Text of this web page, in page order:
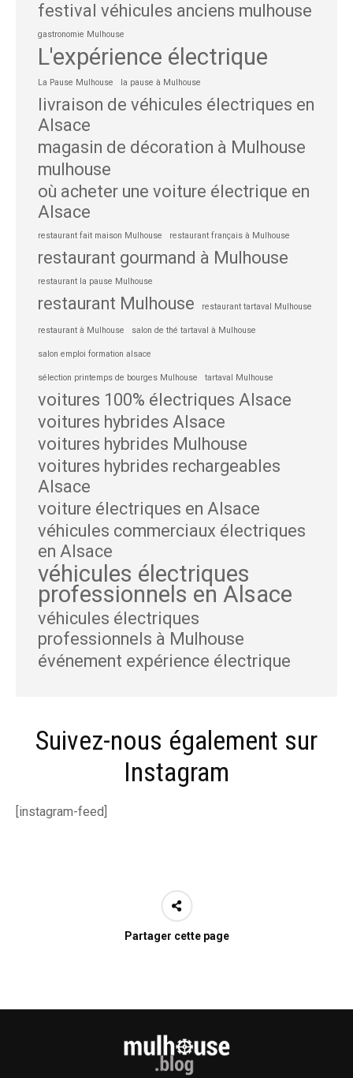
festival véhicules anciens mulhouse
gastronomie Mulhouse
L'expérience électrique
La Pause Mulhouse la pause à Mulhouse
livraison de véhicules électriques en
Alsace
magasin de décoration à Mulhouse
mulhouse
où acheter une voiture électrique en
Alsace
restaurant fait maison Mulhouse restaurant français à Mulhouse
restaurant gourmand à Mulhouse
restaurant la pause Mulhouse
restaurant Mulhouse restaurant tartaval Mulhouse
restaurant à Mulhouse salon de thé tartaval à Mulhouse
salon emploi formation alsace
sélection printemps de bourges Mulhouse tartaval Mulhouse
voitures 100% électriques Alsace
voitures hybrides Alsace
voitures hybrides Mulhouse
voitures hybrides rechargeables
Alsace
voiture électriques en Alsace
véhicules commerciaux électriques
en Alsace
véhicules électriques
professionnels en Alsace
véhicules électriques
professionnels à Mulhouse
événement expérience électrique
Suivez-nous également sur
Instagram
[instagram-feed]
Partager cette page